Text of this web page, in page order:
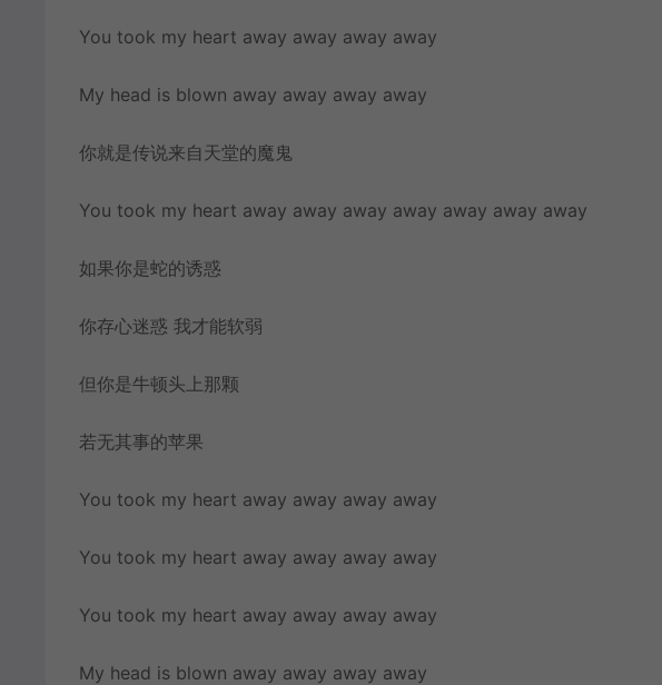
You took my heart away away away away
My head is blown away away away away
你就是传说来自天堂的魔鬼
You took my heart away away away away away away away
如果你是蛇的诱惑
你存心迷惑 我才能软弱
但你是牛顿头上那颗
若无其事的苹果
You took my heart away away away away
You took my heart away away away away
You took my heart away away away away
My head is blown away away away away